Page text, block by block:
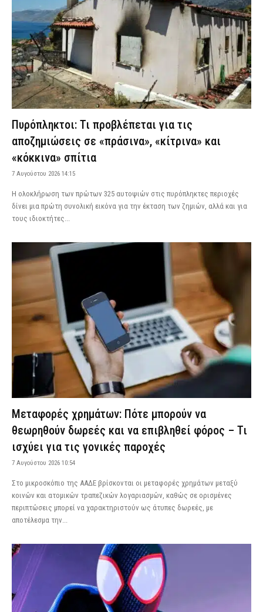
Πυρόπληκτοι: Τι προβλέπεται για τις
αποζημιώσεις σε «πράσινα», «κίτρινα» και
«κόκκινα» σπίτια
7 Αυγούστου 2026 14:15
Η ολοκλήρωση των πρώτων 325 αυτοψιών στις πυρόπληκτες περιοχές
δίνει μια πρώτη συνολική εικόνα για την έκταση των ζημιών, αλλά και για
τους ιδιοκτήτες...
Μεταφορές χρημάτων: Πότε μπορούν να
θεωρηθούν δωρεές και να επιβληθεί φόρος – Τι
ισχύει για τις γονικές παροχές
7 Αυγούστου 2026 10:54
Στο μικροσκόπιο της ΑΑΔΕ βρίσκονται οι μεταφορές χρημάτων μεταξύ
κοινών και ατομικών τραπεζικών λογαριασμών, καθώς σε ορισμένες
περιπτώσεις μπορεί να χαρακτηριστούν ως άτυπες δωρεές, με
αποτέλεσμα την...